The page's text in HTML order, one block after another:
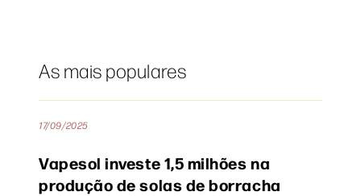
As mais populares
17/09/2025
Vapesol investe 1,5 milhões na
produção de solas de borracha